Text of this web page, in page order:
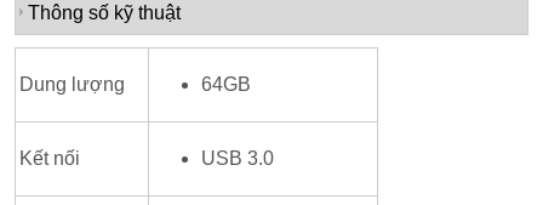
Thông số kỹ thuật
Dung lượng 64GB
Kết nối USB 3.0